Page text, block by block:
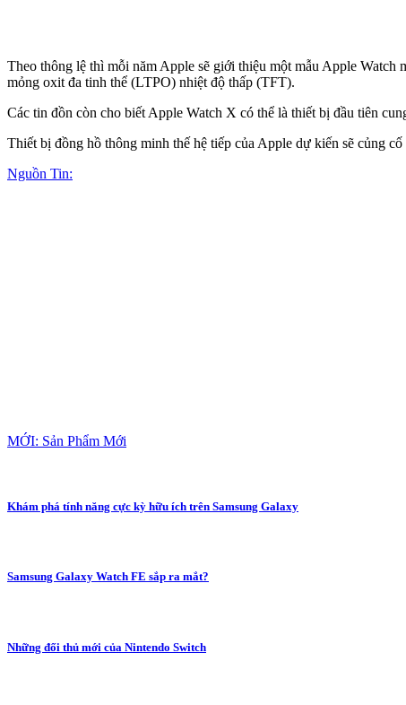
Theo thông lệ thì mỗi năm Apple sẽ giới thiệu một mẫu Apple
mỏng oxit đa tinh thể (LTPO) nhiệt độ thấp (TFT).
Các tin đồn còn cho biết Apple Watch X có thể là thiết bị đầu tiên
Thiết bị đồng hồ thông minh thế hệ tiếp của Apple dự kiến sẽ củng
Nguồn Tin:
MỚI: Sản Phẩm Mới
Khám phá tính năng cực kỳ hữu ích trên Samsung Galaxy
Samsung Galaxy Watch FE sắp ra mắt?
Những đối thủ mới của Nintendo Switch